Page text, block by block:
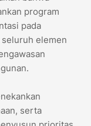
program
pada
seluruh elemen
serta